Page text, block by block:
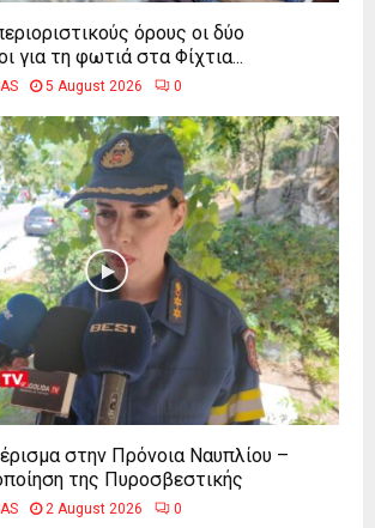
όρους οι δύο
για τη φωτιά στα Φίχτια...
5 August 2026 0
στην Πρόνοια Ναυπλίου –
της Πυροσβεστικής
2 August 2026 0